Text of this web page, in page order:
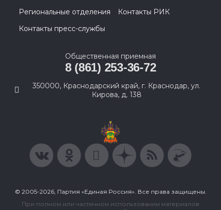
Региональные отделения
Контакты РИК
Контакты пресс-службы
Общественная приемная
8 (861) 253-36-72
350000, Краснодарский край, г. Краснодар, ул.
Кирова, д. 138
© 2005-2026, Партия «Единая Россия». Все права защищены.
При полном или частичном использовании материалов